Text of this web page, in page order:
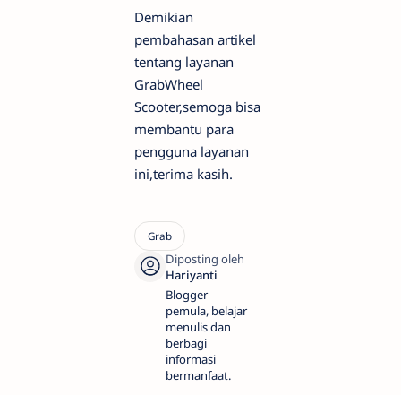
Demikian
pembahasan artikel
tentang layanan
GrabWheel
Scooter,semoga bisa
membantu para
pengguna layanan
ini,terima kasih.
Blogger
pemula, belajar
menulis dan
berbagi
informasi
bermanfaat.